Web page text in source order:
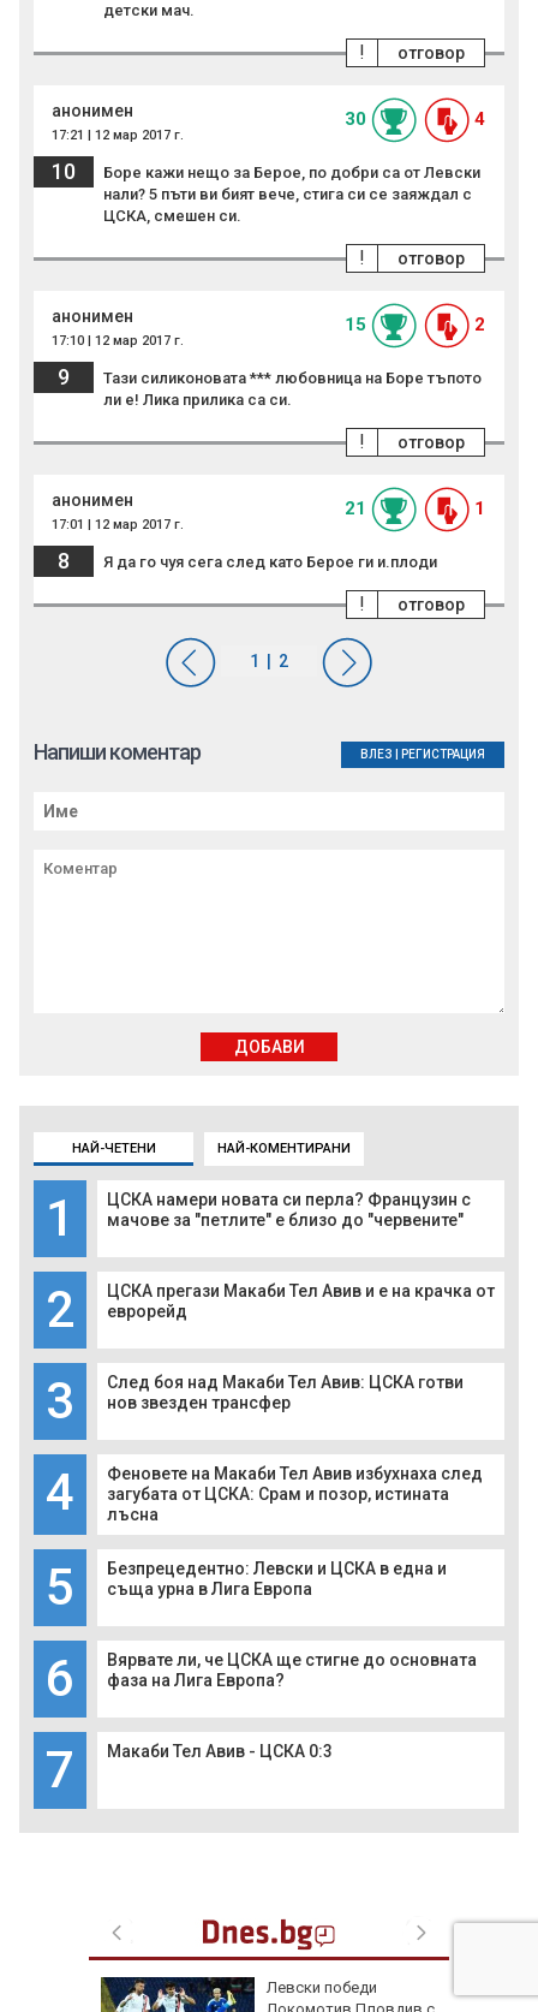
НАЙ-ЧЕТЕНИ НАЙ-КОМЕНТИРАНИ
1
ЦСКА намери новата си перла? Французин с
мачове за "петлите" е близо до "червените"
2
ЦСКА прегази Макаби Тел Авив и е на крачка от
еврорейд
3
След боя над Макаби Тел Авив: ЦСКА готви
нов звезден трансфер
4
Феновете на Макаби Тел Авив избухнаха след
загубата от ЦСКА: Срам и позор, истината
лъсна
5
Безпрецедентно: Левски и ЦСКА в една и
съща урна в Лига Европа
6
Вярвате ли, че ЦСКА ще стигне до основната
фаза на Лига Европа?
7 Макаби Тел Авив - ЦСКА 0:3
Левски победи
детски мач.
отговор
!
анонимен
17:21 | 12 мар 2017 г.
30 4
10
Боре кажи нещо за Берое, по добри са от Левски
нали? 5 пъти ви бият вече, стига си се заяждал с
ЦСКА, смешен си.
отговор
!
анонимен
17:10 | 12 мар 2017 г.
15 2
9
Тази силиконовата *** любовница на Боре тъпoто
ли е! Лика прилика са си.
отговор
!
анонимен
17:01 | 12 мар 2017 г.
21 1
8 Я да го чуя сега след като Берое ги и.плоди
отговор
!
Напиши коментар ВЛЕЗ РЕГИСТРАЦИЯ
ДОБАВИ